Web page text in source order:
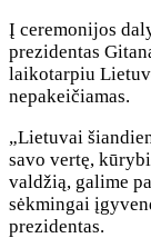
Į ceremonijos
prezidentas
laikotarpiu
nepakeičiamas.
„Lietuvai
savo vertę,
valdžią, galime
sėkmingai
prezidentas.